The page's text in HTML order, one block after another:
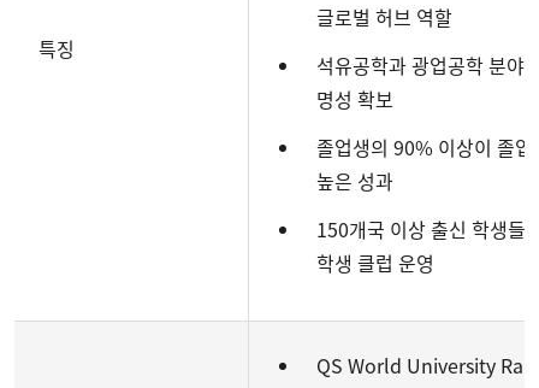
특징
글로벌 허브 역할
석유공학과 광업공학 분야
명성 확보
졸업생의 90% 이상이 졸
높은 성과
150개국 이상 출신 학생들
학생 클럽 운영
QS World University